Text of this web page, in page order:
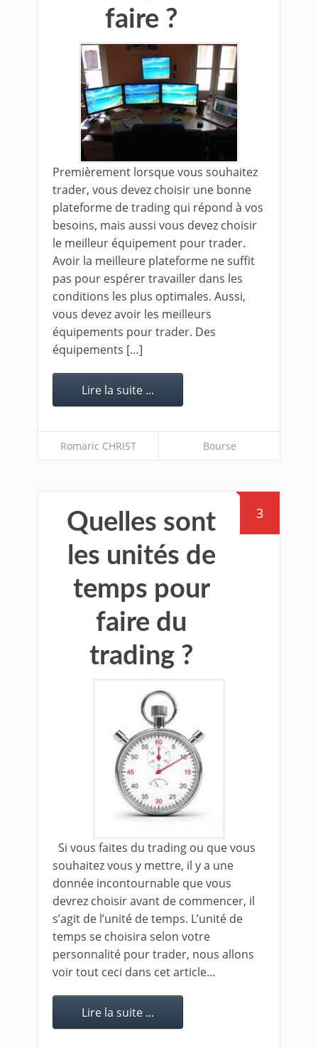
faire ?
Premièrement lorsque vous souhaitez
trader, vous devez choisir une bonne
plateforme de trading qui répond à vos
besoins, mais aussi vous devez choisir
le meilleur équipement pour trader.
Avoir la meilleure plateforme ne suffit
pas pour espérer travailler dans les
conditions les plus optimales. Aussi,
vous devez avoir les meilleurs
équipements pour trader. Des
équipements […]
Lire la suite ...
Romaric CHRIST Bourse
3
Quelles sont
les unités de
temps pour
faire du
trading ?
Si vous faites du trading ou que vous
souhaitez vous y mettre, il y a une
donnée incontournable que vous
devrez choisir avant de commencer, il
s’agit de l’unité de temps. L’unité de
temps se choisira selon votre
personnalité pour trader, nous allons
voir tout ceci dans cet article…
Lire la suite ...